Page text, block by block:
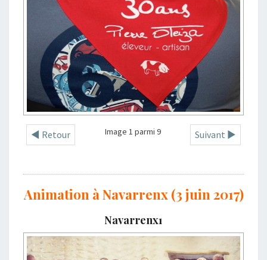
◄ Retour Suivant ►
Image 1 parmi 9
Animation à Navarrenx (3 juin 2017)
Navarrenx1